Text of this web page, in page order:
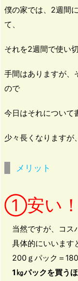
僕の家では、2週間
て、
それを2週間で使い
手間はありますが、
ので
今日はそれについて
少々長くなりますが
メリット
①安い！
当然ですが、コス
具体的にいいます
200ｇパック＝
1㎏パックを買う